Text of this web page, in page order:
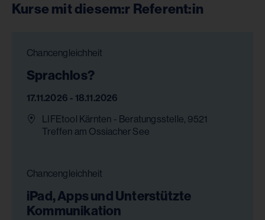
Kurse mit diesem:r Referent:in
Chancengleichheit
Sprachlos?
17.11.2026 - 18.11.2026
LIFEtool Kärnten - Beratungsstelle, 9521
Treffen am Ossiacher See
Chancengleichheit
iPad, Apps und Unterstützte
Kommunikation